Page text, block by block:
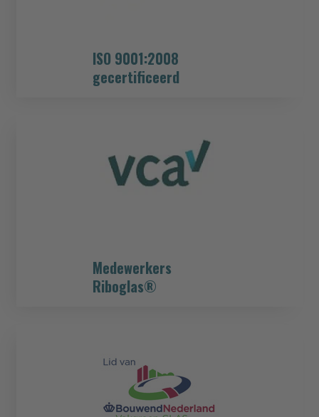
ISO 9001:2008
gecertificeerd
Medewerkers
Riboglas®